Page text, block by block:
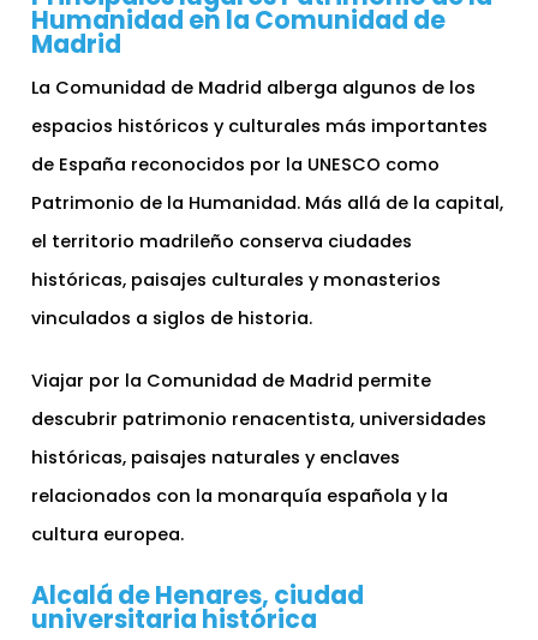
Humanidad en la Comunidad de
Madrid
La Comunidad de Madrid alberga algunos de los
espacios históricos y culturales más importantes
de España reconocidos por la UNESCO como
Patrimonio de la Humanidad. Más allá de la capital,
el territorio madrileño conserva ciudades
históricas, paisajes culturales y monasterios
vinculados a siglos de historia.
Viajar por la Comunidad de Madrid permite
descubrir patrimonio renacentista, universidades
históricas, paisajes naturales y enclaves
relacionados con la monarquía española y la
cultura europea.
Alcalá de Henares, ciudad
universitaria histórica